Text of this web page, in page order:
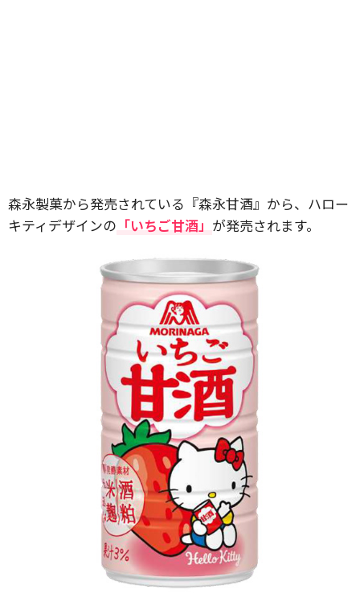
森永製菓から発売されている『森永甘酒』から、ハロー
キティデザインの 「いちご甘酒」 が発売されます。